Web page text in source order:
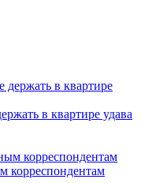
в квартире удава
корреспондентам